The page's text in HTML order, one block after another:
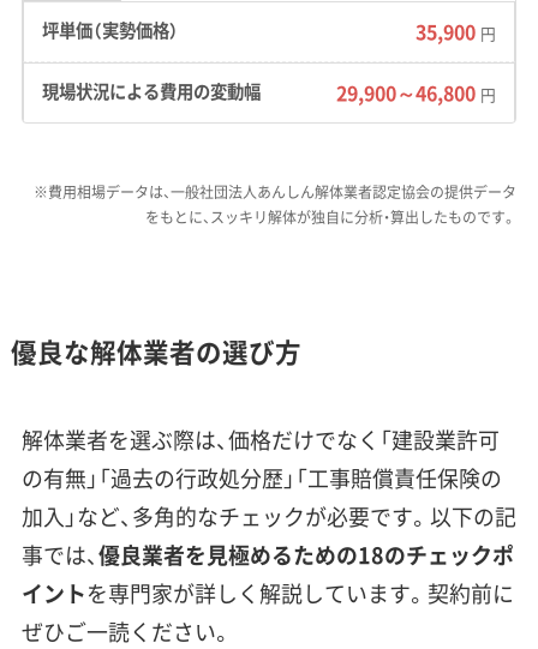
価は高くなる傾向です。加えて、冬の強風「から
っ風」に備え、頑丈な足場を組んだり、粉じんが
飛ばないよう散水を増やしたりといった安全対
策費が欠かせません。
明和町、特に国道122号沿いは、コス
私がこれまで見てきた事例で注意
発ラッシュの地域では工事が集中
し、腕の良い業者のスケジュールが
すぐに埋まってしまうことです。だ
からこそ、早めに複数の業者から見
積もりを取り、信頼できる会社をし
っかり押さえておくことが重要に
35,900 円
29,900～46,800 円
※費用相場データは、一般社団法人あんしん解体業者認定協会の提供データ
をもとに、スッキリ解体が独自に分析・算出したものです。
優良な解体業者の選び方
解体業者を選ぶ際は、価格だけでなく「建設業許可
の有無」「過去の行政処分歴」「工事賠償責任保険の
加入」など、多角的なチェックが必要です。以下の記
事では、優良業者を見極めるための18のチェックポ
イントを専門家が詳しく解説しています。契約前に
ぜひご一読ください。